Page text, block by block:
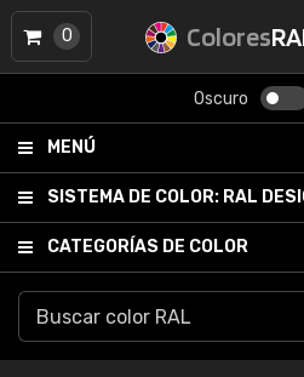
Colores
Oscuro
MENÚ
SISTEMA DE COLOR: RAL
CATEGORÍAS DE COLOR
0